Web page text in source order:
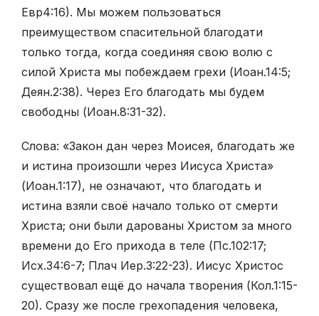
Евр4:16). Мы можем пользоваться
преимуществом спасительной благодати
только тогда, когда соединяя свою волю с
силой Христа мы побеждаем грехи (Иоан.14:5;
Деян.2:38). Через Его благодать мы будем
свободны (Иоан.8:31-32).
Слова: «Закон дан через Моисея, благодать же
и истина произошли через Иисуса Христа»
(Иоан.1:17), не означают, что благодать и
истина взяли своё начало только от смерти
Христа; они были дарованы Христом за много
времени до Его прихода в теле (Пс.102:17;
Исх.34:6-7; Плач Иер.3:22-23). Иисус Христос
существовал ещё до начала творения (Кол.1:15-
20). Сразу же после грехопадения человека,